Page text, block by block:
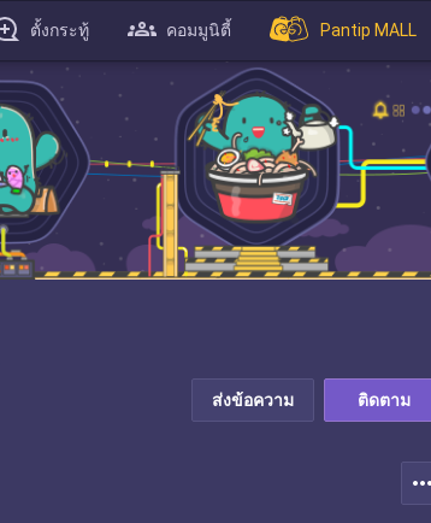
ตั้งกระทู้ คอมมูนิตี้ Pantip MALL
ส่งข้อความ ติดตาม
more_horiz